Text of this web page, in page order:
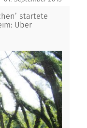
startete
Über